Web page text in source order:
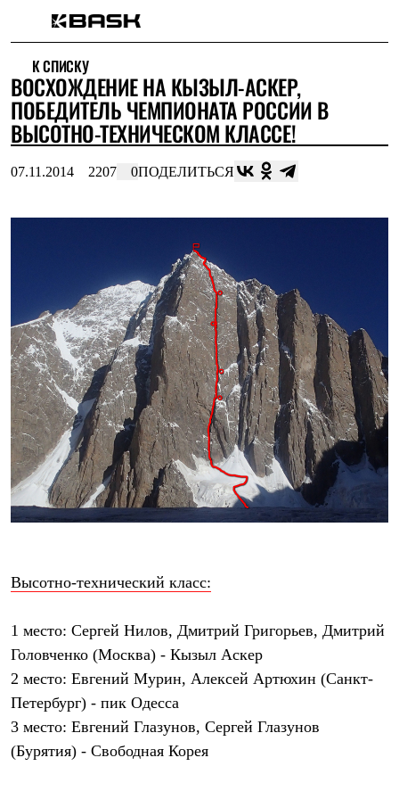
Интернет-магазин
Мужская одежда
Утепленная пухом
Куртки
Брюки
Комбинезоны
Брюки
Софтшелл одежда
Брюки
Флисовая одежда
Куртки
Брюки
Жилеты
Термобелье
Теплое термобелье
Среднее термобелье
Легкое термобелье
Лёгкая одежда
Футболки
Рубашки
Толстовки
Женская одежда
Утепленная пухом
Брюки
Утепленная синтетикой
Куртки
Брюки
Штормовая одежда
Куртки
Софтшелл одежда
Куртки
К СПИСКУ
ВОСХОЖДЕНИЕ НА КЫЗЫЛ-АСКЕР,
ПОБЕДИТЕЛЬ ЧЕМПИОНАТА РОССИИ В
ВЫСОТНО-ТЕХНИЧЕСКОМ КЛАССЕ!
07.11.2014 2207 0ПОДЕЛИТЬСЯ
Высотно-технический класс:
1 место: Сергей Нилов, Дмитрий Григорьев, Дмитрий
Головченко (Москва) - Кызыл Аскер
2 место: Евгений Мурин, Алексей Артюхин (Санкт-
Петербург) - пик Одесса
3 место: Евгений Глазунов, Сергей Глазунов
(Бурятия) - Свободная Корея